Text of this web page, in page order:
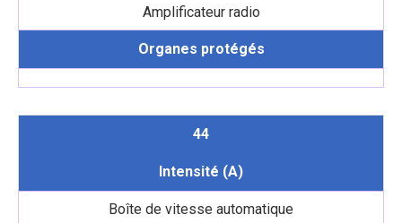
Amplificateur radio
Organes protégés
44
Intensité (A)
Boîte de vitesse automatique